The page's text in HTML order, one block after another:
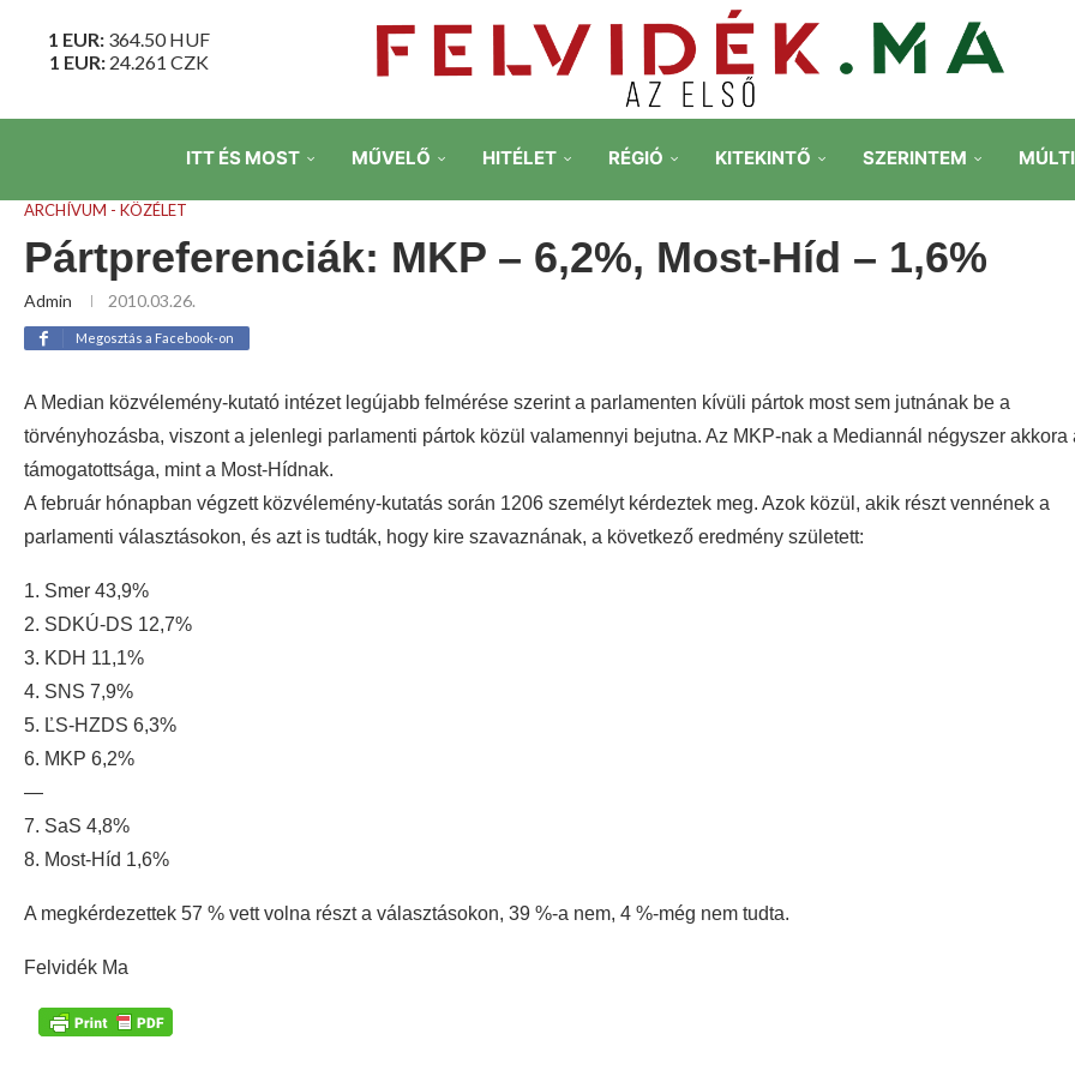
1 EUR: 364.50HUF
1 EUR: 24.261 CZK
ITT ÉS MOST MŰVELŐ HITÉLET RÉGIÓ KITEKINTŐ SZERINTEM
ARCHÍVUM - KÖZÉLET
Pártpreferenciák: MKP – 6,2%, Most-Híd – 1,6%
Admin 2010.03.26.
Megosztás a Facebook-on
A Median közvélemény-kutató intézet legújabb felmérése szerint a parlamenten kívüli pártok most sem jutnának be a
törvényhozásba, viszont a jelenlegi parlamenti pártok közül valamennyi bejutna. Az MKP-nak a Mediannál négyszer akkora
támogatottsága, mint a Most-Hídnak.
A február hónapban végzett közvélemény-kutatás során 1206 személyt kérdeztek meg. Azok közül, akik részt vennének a
parlamenti választásokon, és azt is tudták, hogy kire szavaznának, a következő eredmény született:
1. Smer 43,9%
2. SDKÚ-DS 12,7%
3. KDH 11,1%
4. SNS 7,9%
5. ĽS-HZDS 6,3%
6. MKP 6,2%
—
7. SaS 4,8%
8. Most-Híd 1,6%
A megkérdezettek 57 % vett volna részt a választásokon, 39 %-a nem, 4 %-még nem tudta.
Felvidék Ma